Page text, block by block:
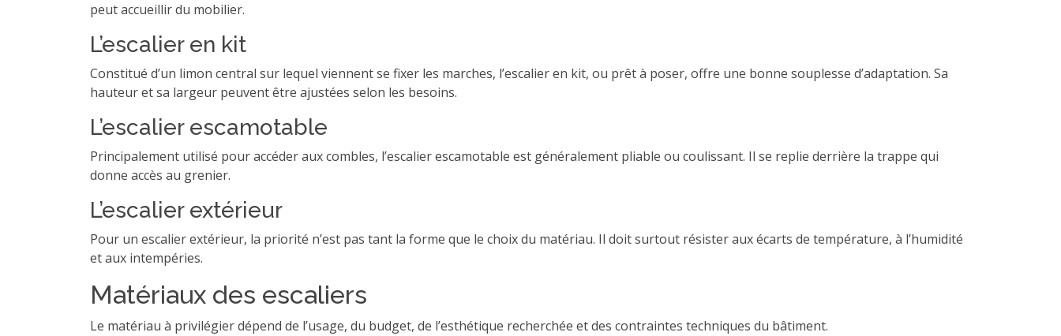
peut accueillir du mobilier.
L’escalier en kit
Constitué d’un limon central sur lequel viennent se fixer les marches, l’escalier en kit, ou prêt à poser, offre une bonne souplesse d’adaptation. Sa
hauteur et sa largeur peuvent être ajustées selon les besoins.
L’escalier escamotable
Principalement utilisé pour accéder aux combles, l’escalier escamotable est généralement pliable ou coulissant. Il se replie derrière la trappe qui
donne accès au grenier.
L’escalier extérieur
Pour un escalier extérieur, la priorité n’est pas tant la forme que le choix du matériau. Il doit surtout résister aux écarts de température, à l’humidité
et aux intempéries.
Matériaux des escaliers
Le matériau à privilégier dépend de l’usage, du budget, de l’esthétique recherchée et des contraintes techniques du bâtiment.